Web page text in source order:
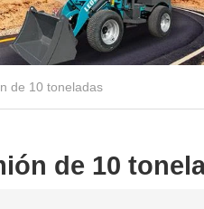
de 10 toneladas
de 10